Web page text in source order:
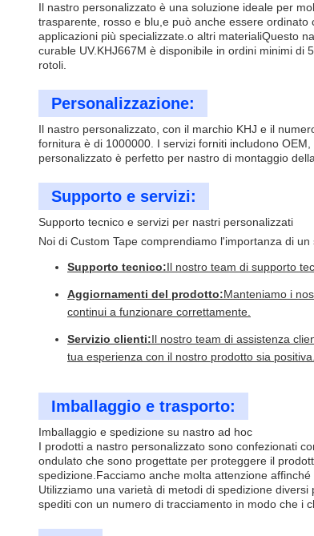
Il nastro personalizzato è una soluzione ideale per
trasparente, rosso e blu,e può anche essere
applicazioni più specializzate.o altri materialiQuesto
curable UV.KHJ667M è disponibile in ordini minimi
rotoli.
Personalizzazione:
Il nastro personalizzato, con il marchio KHJ e il
fornitura è di 1000000. I servizi forniti includono
personalizzato è perfetto per nastro di montaggio
Supporto e servizi:
Supporto tecnico e servizi per nastri personalizzati
Noi di Custom Tape comprendiamo l'importanza di
Supporto tecnico:Il nostro team di supporto
Aggiornamenti del prodotto:Manteniamo i
continui a funzionare correttamente.
Servizio clienti:Il nostro team di assistenza
tua esperienza con il nostro prodotto sia positiva.
Imballaggio e trasporto:
Imballaggio e spedizione su nastro ad hoc
I prodotti a nastro personalizzato sono confezionati
ondulato che sono progettate per proteggere il
spedizione.Facciamo anche molta attenzione
Utilizziamo una varietà di metodi di spedizione
spediti con un numero di tracciamento in modo che i